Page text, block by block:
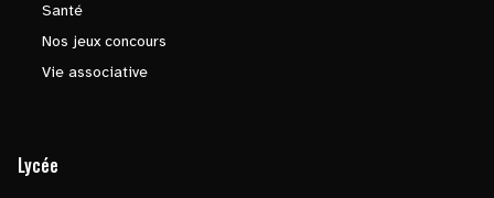
Santé
Nos jeux concours
Vie associative
Lycée